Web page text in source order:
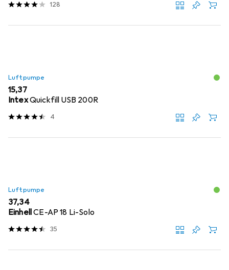
128
Luftpumpe
EUR
15,37
IntexQuickfill USB 200R
4
Luftpumpe
EUR
37,34
EinhellCE-AP 18 Li-Solo
35